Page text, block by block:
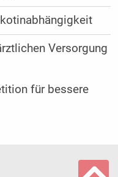
Versorgung
für bessere